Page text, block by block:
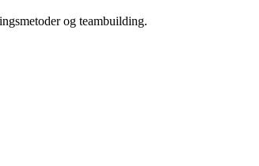
og teambuilding.